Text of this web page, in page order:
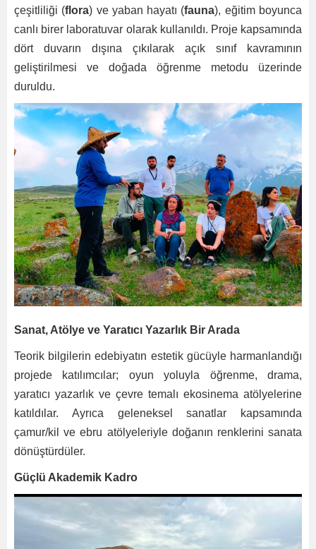
çeşitliliği (flora) ve yaban hayatı (fauna), eğitim boyunca
canlı birer laboratuvar olarak kullanıldı. Proje kapsamında
dört duvarın dışına çıkılarak açık sınıf kavramının
geliştirilmesi ve doğada öğrenme metodu üzerinde
duruldu.
Sanat, Atölye ve Yaratıcı Yazarlık Bir Arada
Teorik bilgilerin edebiyatın estetik gücüyle harmanlandığı
projede katılımcılar; oyun yoluyla
öğrenme, drama,
yaratıcı yazarlık ve çevre temalı ekosinema atölyelerine
katıldılar. Ayrıca geleneksel sanatlar kapsamında
çamur/kil ve ebru atölyeleriyle doğanın renklerini sanata
dönüştürdüler.
Güçlü Akademik Kadro